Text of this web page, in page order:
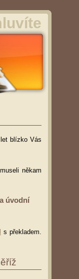
blízko Vás
někam
úvodní
s překladem.